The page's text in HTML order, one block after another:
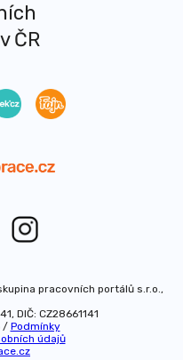
ČR
pracovních portálů s.r.o.,
DIČ: CZ28661141
/ Podmínky
údajů